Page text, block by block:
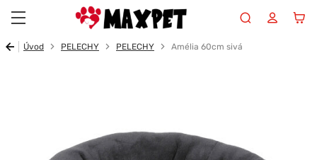
Úvod PELECHY PELECHY Amélia 60cm sivá